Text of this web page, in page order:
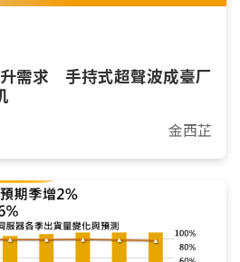
需求 手持式超聲波成臺厂
金西芷